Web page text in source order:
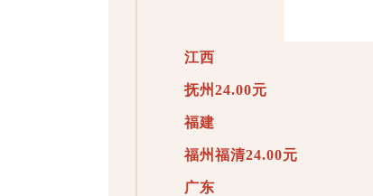
江西
抚州24.00元
福建
福州福清24.00元
广东